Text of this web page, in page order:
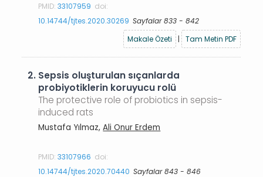
PMID:33107959 doi:
10.14744/tjtes.2020.30269 Sayfalar 833 - 842
Makale Özeti
| Tam Metin PDF
2. Sepsis oluşturulan sıçanlarda
probiyotiklerin koruyucu rolü
The protective role of probiotics in sepsis-
induced rats
Mustafa Yılmaz,Ali Onur Erdem
PMID:33107966 doi:
10.14744/tjtes.2020.70440 Sayfalar 843 - 846